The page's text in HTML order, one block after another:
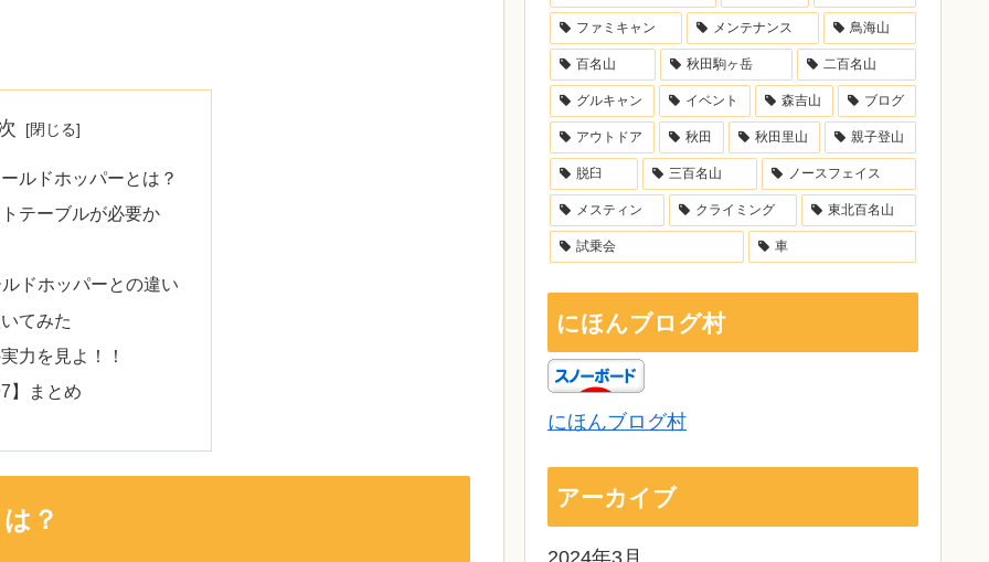
ルドホッパーとは？
テーブルが必要か
ドホッパーとの違い
てみた
力を見よ！！
】まとめ
？
ファミキャン メンテナンス 鳥海山
百名山 秋田駒ヶ岳 二百名山
グルキャン イベント 森吉山 ブログ
アウトドア 秋田 秋田里山 親子登山
脱臼 三百名山 ノースフェイス
メスティン クライミング 東北百名山
試乗会 車
にほんブログ村
にほんブログ村
アーカイブ
2024年3月